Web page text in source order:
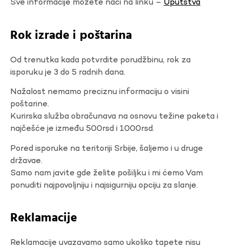
Sve informacije možete naći na linku – Uputstva
Rok izrade i poštarina
Od trenutka kada potvrdite porudžbinu, rok za
isporuku je 3 do 5 radnih dana.
Nažalost nemamo preciznu informaciju o visini
poštarine.
Kurirska služba obračunava na osnovu težine paketa i
najčešće je između 500rsd i 1000rsd.
Pored isporuke na teritoriji Srbije, šaljemo i u druge
državae.
Samo nam javite gde želite pošiljku i mi ćemo Vam
ponuditi najpovoljniju i najsigurniju opciju za slanje.
Reklamacije
Reklamacije uvazavamo samo ukoliko tapete nisu